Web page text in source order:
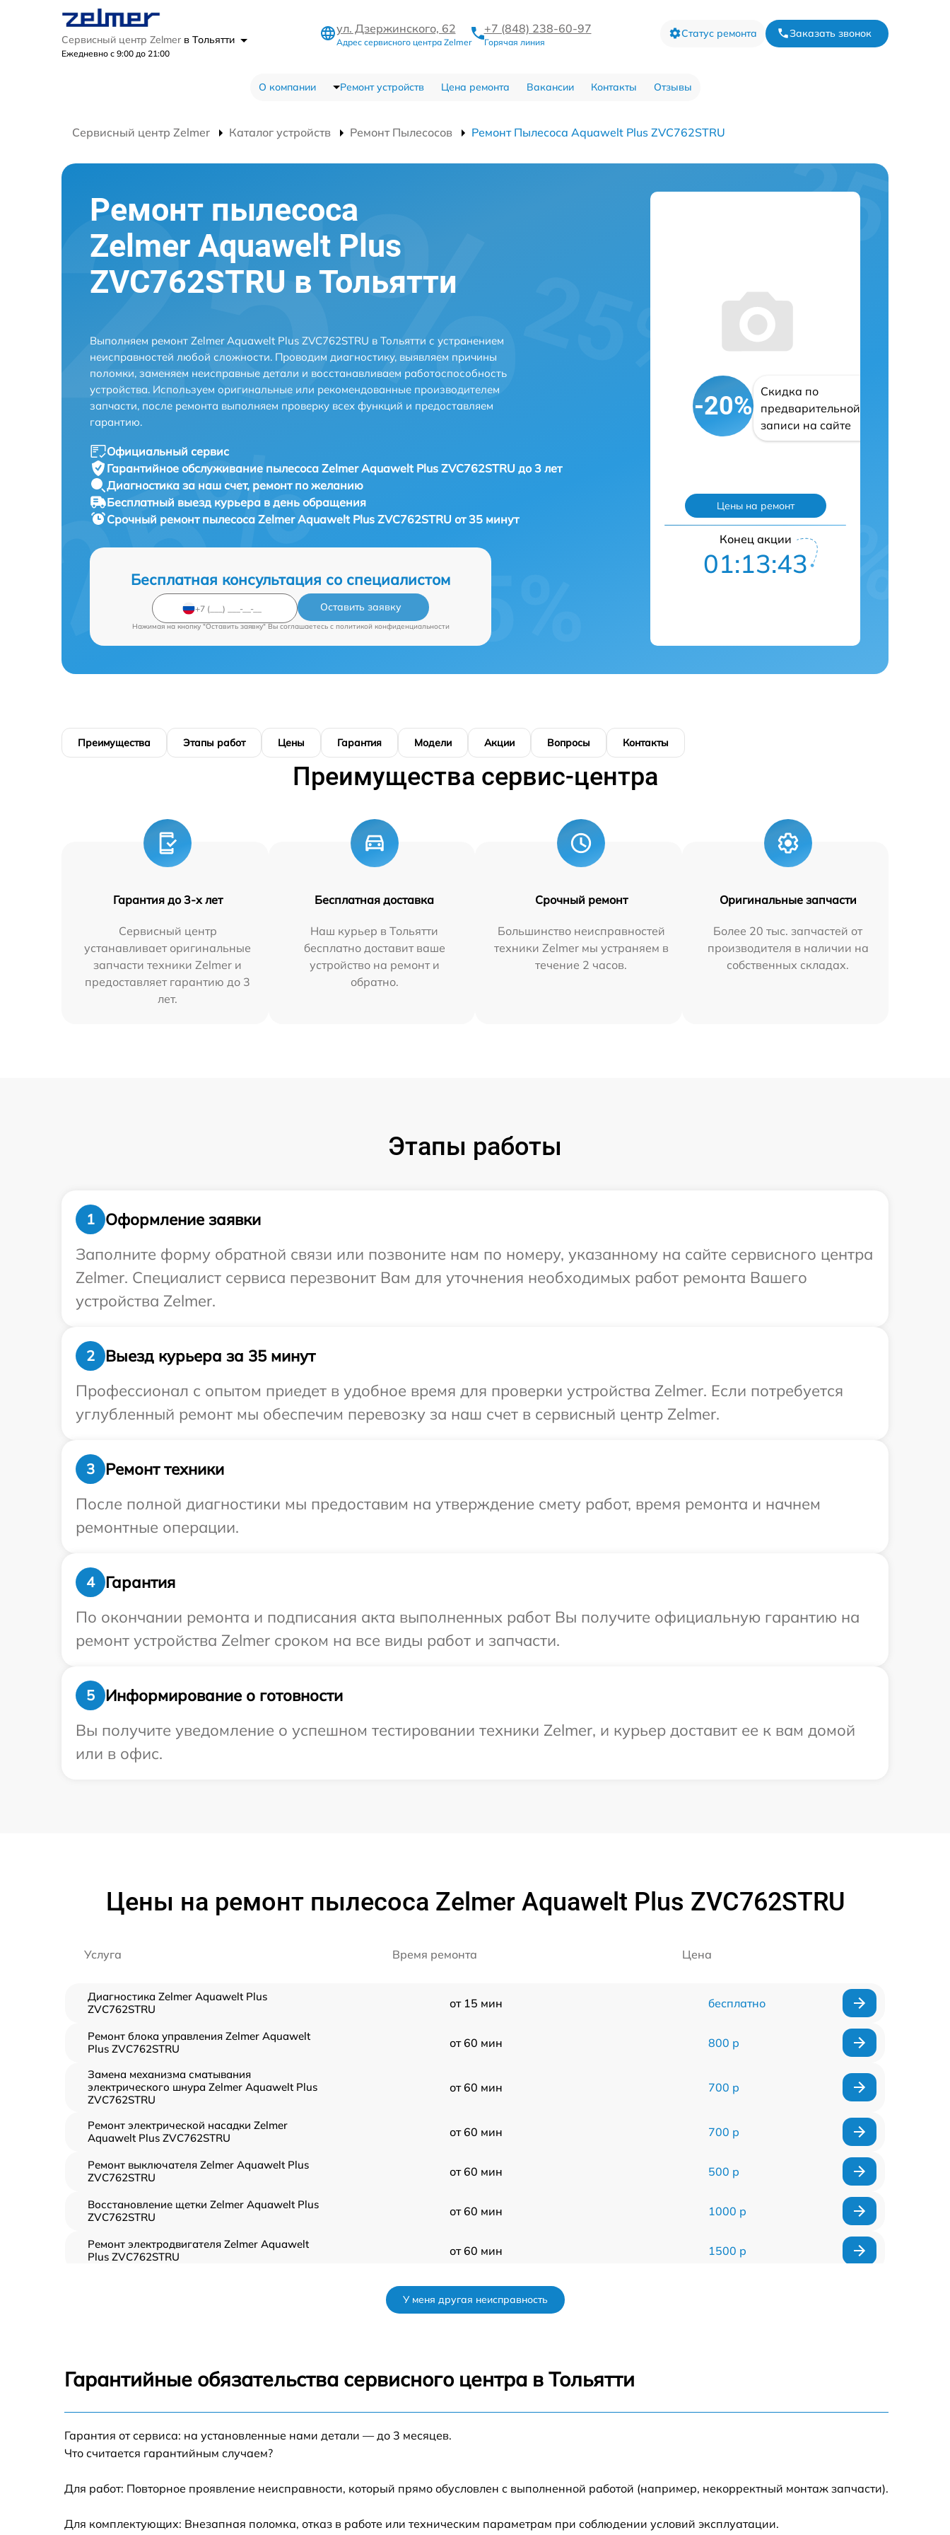
Сервисный центр Zelmer в Тольятти
Ежедневно с 9:00 до 21:00
ул. Дзержинского, 62
Адрес сервисного центра Zelmer
+7 (848) 238-60-97
Горячая линия
Статус ремонта Заказать звонок
О компании Ремонт устройств Цена ремонта Вакансии Контакты Отзывы
Сервисный центр Zelmer Каталог устройств Ремонт Пылесосов Ремонт Пылесоса Aquawelt Plus ZVC762STRU
Ремонт пылесоса
Zelmer Aquawelt Plus
ZVC762STRU в Тольятти
Выполняем ремонт Zelmer Aquawelt Plus ZVC762STRU в Тольятти с устранением
неисправностей любой сложности. Проводим диагностику, выявляем причины
поломки, заменяем неисправные детали и восстанавливаем работоспособность
устройства. Используем оригинальные или рекомендованные производителем
запчасти, после ремонта выполняем проверку всех функций и предоставляем
гарантию.
Официальный сервис
Гарантийное обслуживание пылесоса Zelmer Aquawelt Plus ZVC762STRU до 3 лет
Диагностика за наш счет, ремонт по желанию
Бесплатный выезд курьера в день обращения
Срочный ремонт пылесоса Zelmer Aquawelt Plus ZVC762STRU от 35 минут
Бесплатная консультация со специалистом
Оставить заявку
Нажимая на кнопку "Оставить заявку" Вы соглашаетесь c политикой конфиденциальности
-20%
Скидка по
предварительной
записи на сайте
Цены на ремонт
Конец акции
01:13:42
Преимущества Этапы работ Цены Гарантия Модели Акции Вопросы Контакты
Преимущества сервис-центра
Гарантия до 3-х лет
Сервисный центр
устанавливает оригинальные
запчасти техники Zelmer и
предоставляет гарантию до 3
лет.
Бесплатная доставка
Наш курьер в Тольятти
бесплатно доставит ваше
устройство на ремонт и
обратно.
Срочный ремонт
Большинство неисправностей
техники Zelmer мы устраняем в
течение 2 часов.
Оригинальные запчасти
Более 20 тыс. запчастей от
производителя в наличии на
собственных складах.
Этапы работы
1
Оформление заявки
Заполните форму обратной связи или позвоните нам по номеру, указанному на сайте сервисного центра
Zelmer. Специалист сервиса перезвонит Вам для уточнения необходимых работ ремонта Вашего
устройства Zelmer.
2
Выезд курьера за 35 минут
Профессионал с опытом приедет в удобное время для проверки устройства Zelmer. Если потребуется
углубленный ремонт мы обеспечим перевозку за наш счет в сервисный центр Zelmer.
3
Ремонт техники
После полной диагностики мы предоставим на утверждение смету работ, время ремонта и начнем
ремонтные операции.
4
Гарантия
По окончании ремонта и подписания акта выполненных работ Вы получите официальную гарантию на
ремонт устройства Zelmer сроком на все виды работ и запчасти.
5
Информирование о готовности
Вы получите уведомление о успешном тестировании техники Zelmer, и курьер доставит ее к вам домой
или в офис.
Цены на ремонт пылесоса Zelmer Aquawelt Plus ZVC762STRU
Услуга Время ремонта Цена
Диагностика Zelmer Aquawelt Plus
ZVC762STRU
от 15 мин бесплатно
Ремонт блока управления Zelmer Aquawelt
Plus ZVC762STRU
от 60 мин 800 р
Замена механизма сматывания
электрического шнура Zelmer Aquawelt Plus
ZVC762STRU
от 60 мин 700 р
Ремонт электрической насадки Zelmer
Aquawelt Plus ZVC762STRU
от 60 мин 700 р
Ремонт выключателя Zelmer Aquawelt Plus
ZVC762STRU
от 60 мин 500 р
Восстановление щетки Zelmer Aquawelt Plus
ZVC762STRU
от 60 мин 1000 р
Ремонт электродвигателя Zelmer Aquawelt
Plus ZVC762STRU
от 60 мин 1500 р
от 60 мин
ZVC762STRU
ZVC762STRU
от 60 мин 1600 р
Замена кнопок управления Zelmer Aquawelt
Plus ZVC762STRU
Замена шнура питания Zelmer Aquawelt Plus
ZVC762STRU
от 60 мин 1000 р
Корпусный ремонт (замена резинок,
У меня другая неисправность
Гарантийные обязательства сервисного центра в Тольятти
Гарантия от сервиса: на установленные нами детали — до 3 месяцев.
Что считается гарантийным случаем?
Для работ: Повторное проявление неисправности, который прямо обусловлен с выполненной работой (например, некорректный монтаж запчасти).
Для комплектующих: Внезапная поломка, отказ в работе или техническим параметрам при соблюдении условий эксплуатации.